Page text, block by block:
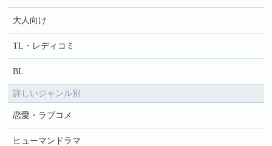
大人向け
TL・レディコミ
BL
詳しいジャンル別
恋愛・ラブコメ
ヒューマンドラマ